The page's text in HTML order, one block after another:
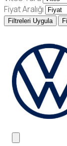
Fiyat Aralığı
Filtreleri Uygula